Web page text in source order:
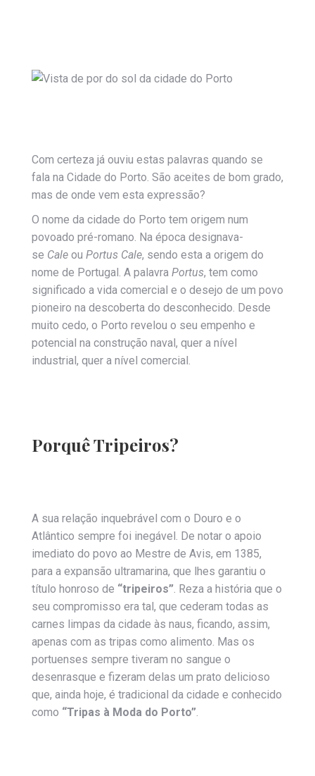
Com certeza já ouviu estas palavras quando se
fala na Cidade do Porto. São aceites de bom grado,
mas de onde vem esta expressão?
O nome da cidade do Porto tem origem num
povoado pré-romano. Na época designava-
se Cale ou Portus Cale, sendo esta a origem do
nome de Portugal. A palavra Portus, tem como
significado a vida comercial e o desejo de um povo
pioneiro na descoberta do desconhecido. Desde
muito cedo, o Porto revelou o seu empenho e
potencial na construção naval, quer a nível
industrial, quer a nível comercial.
Porquê Tripeiros?
A sua relação inquebrável com o Douro e o
Atlântico sempre foi inegável. De notar o apoio
imediato do povo ao Mestre de Avis, em 1385,
para a expansão ultramarina, que lhes garantiu o
título honroso de “tripeiros”. Reza a história que o
seu compromisso era tal, que cederam todas as
carnes limpas da cidade às naus, ficando, assim,
apenas com as tripas como alimento. Mas os
portuenses sempre tiveram no sangue o
desenrasque e fizeram delas um prato delicioso
que, ainda hoje, é tradicional da cidade e conhecido
como “Tripas à Moda do Porto”.